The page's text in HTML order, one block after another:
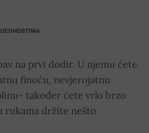
na prvi dodir. U njemu ćete
finoću, nevjerojatnu
također ćete vrlo brzo
rukama držite nešto